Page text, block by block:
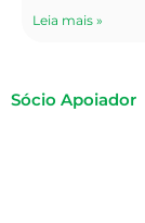
Leia mais »
Sócio Apoiador